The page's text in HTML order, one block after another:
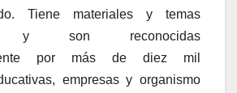
Tiene materiales y temas
y son reconocidas
por más de diez mil
empresas y organismo